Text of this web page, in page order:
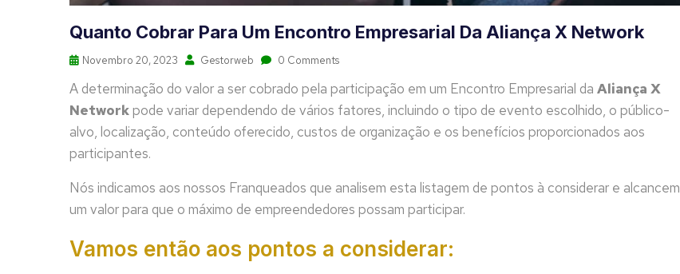
Quanto Cobrar Para Um Encontro Empresarial Da Aliança X Network
Novembro 20, 2023 Gestorweb 0 Comments
A determinação do valor a ser cobrado pela participação em um Encontro Empresarial da Aliança X
Networkpode variar dependendo de vários fatores, incluindo o tipo de evento escolhido, o público-
alvo, localização, conteúdo oferecido, custos de organização e os benefícios proporcionados aos
participantes.
Nós indicamos aos nossos Franqueados que analisem esta listagem de pontos à considerar e alcancem
um valor para que o máximo de empreendedores possam participar.
Vamos então aos pontos a considerar: